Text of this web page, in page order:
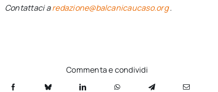
Contattaci aredazione@balcanicaucaso.org.
Commenta e condividi